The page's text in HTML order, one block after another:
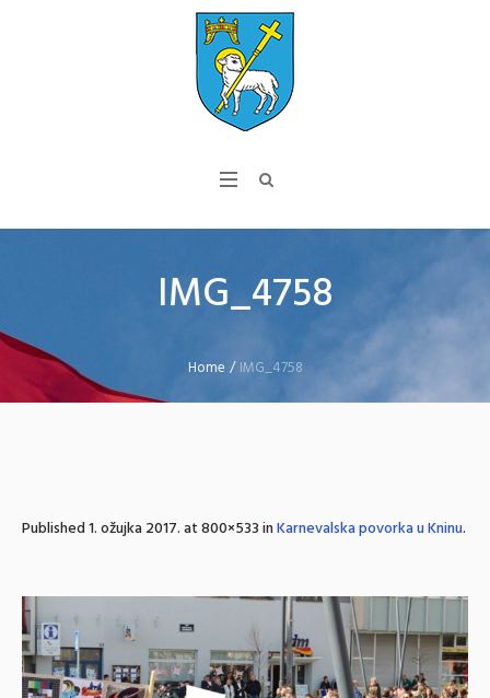
IMG_4758
Home /IMG_4758
Published1. ožujka 2017.at 800×533 inKarnevalska povorka u Kninu.